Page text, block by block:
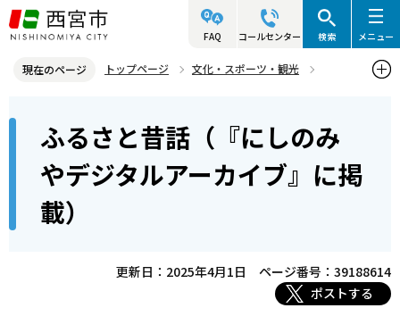
こ
の
ジ
す
FAQ コールセンター 検索 メニュー
現在のページ トップページ
文化・スポーツ・観光
ふるさと昔話（『にしのみやデジタルアーカイブ』に掲載）
ら
ふるさと昔話（『にしのみ
やデジタルアーカイブ』に掲
載）
更新日：2025年4月1日
ページ番号：39188614
ポストする